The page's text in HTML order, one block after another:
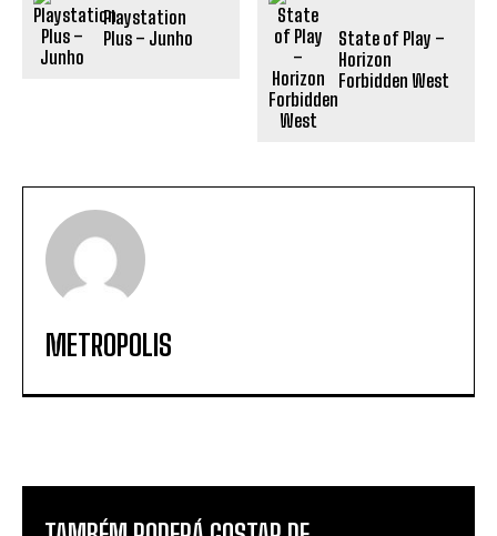
Playstation
Plus – Junho
State of Play –
Horizon
Forbidden West
METROPOLIS